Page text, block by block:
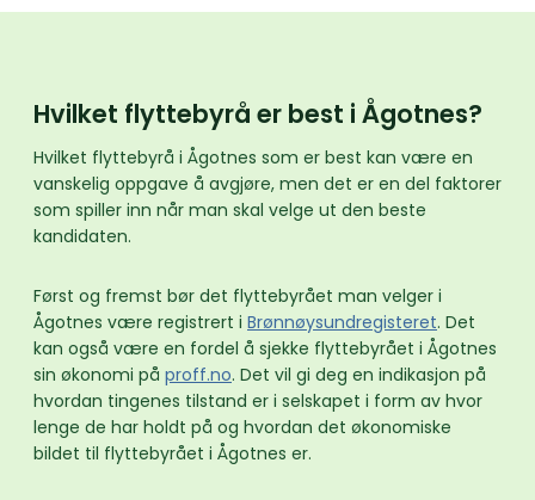
Hvilket flyttebyrå er best i Ågotnes?
Hvilket flyttebyrå i Ågotnes som er best kan være en
vanskelig oppgave å avgjøre, men det er en del faktorer
som spiller inn når man skal velge ut den beste
kandidaten.
Først og fremst bør det flyttebyrået man velger i
Ågotnes være registrert i Brønnøysundregisteret. Det
kan også være en fordel å sjekke flyttebyrået i Ågotnes
sin økonomi på proff.no. Det vil gi deg en indikasjon på
hvordan tingenes tilstand er i selskapet i form av hvor
lenge de har holdt på og hvordan det økonomiske
bildet til flyttebyrået i Ågotnes er.